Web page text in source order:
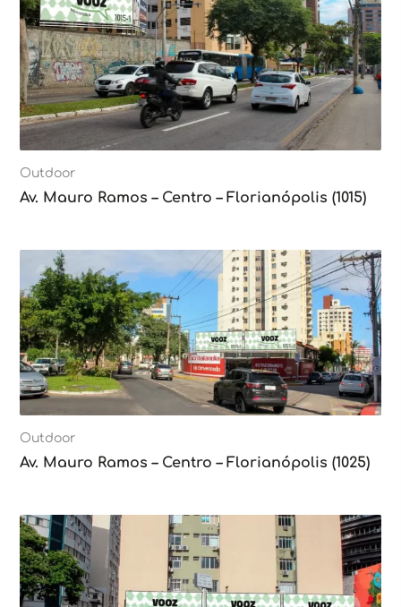
Outdoor
Av. Mauro Ramos – Centro – Florianópolis (1015)
Outdoor
Av. Mauro Ramos – Centro – Florianópolis (1025)